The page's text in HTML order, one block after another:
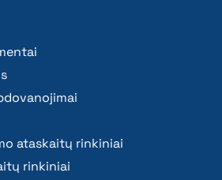
ataskaitų rinkiniai
rinkiniai